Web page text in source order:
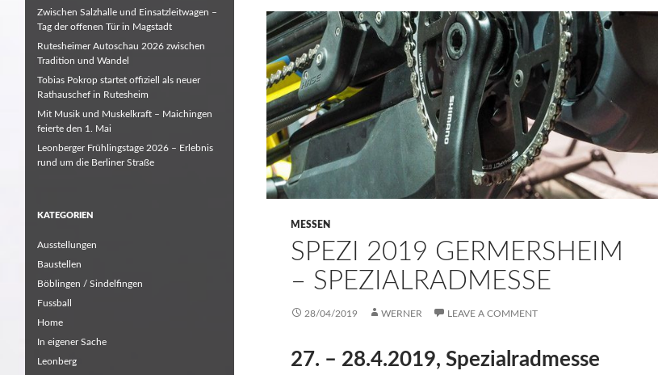
MESSEN
SPEZI 2019 GERMERSHEIM
– SPEZIALRADMESSE
28/04/2019 WERNER LEAVE A COMMENT
27. – 28.4.2019, Spezialradmesse
Zwischen Salzhalle und Einsatzleitwagen –
Tag der offenen Tür in Magstadt
Rutesheimer Autoschau 2026 zwischen
Tradition und Wandel
Tobias Pokrop startet offiziell als neuer
Rathauschef in Rutesheim
Mit Musik und Muskelkraft – Maichingen
feierte den 1. Mai
Leonberger Frühlingstage 2026 – Erlebnis
rund um die Berliner Straße
KATEGORIEN
Ausstellungen
Baustellen
Böblingen / Sindelfingen
Fussball
Home
In eigener Sache
Leonberg